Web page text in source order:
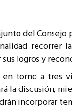
Cómo
del Consejo
recorrer
logros y
en torno a tres
la discusión,
incorporar